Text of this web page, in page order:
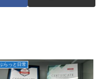
ぷらっと日常